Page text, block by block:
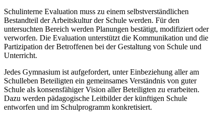
Schulinterne Evaluation muss zu einem selbstverständlichen
Bestandteil der Arbeitskultur der Schule werden. Für den
untersuchten Bereich werden Planungen bestätigt, modifiziert oder
verworfen. Die Evaluation unterstützt die Kommunikation und die
Partizipation der Betroffenen bei der Gestaltung von Schule und
Unterricht.
Jedes Gymnasium ist aufgefordert, unter Einbeziehung aller am
Schulleben Beteiligten ein gemeinsames Verständnis von guter
Schule als konsensfähiger Vision aller Beteiligten zu erarbeiten.
Dazu werden pädagogische Leitbilder der künftigen Schule
entworfen und im Schulprogramm konkretisiert.